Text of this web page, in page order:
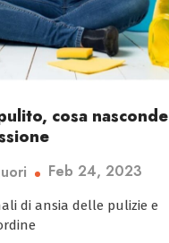
cosa nasconde
Feb 24, 2023
di ansia delle pulizie e